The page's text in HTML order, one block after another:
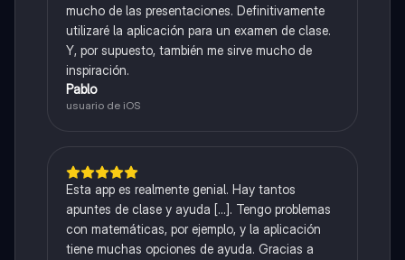
mucho de las presentaciones. Definitivamente
utilizaré la aplicación para un examen de clase.
Y, por supuesto, también me sirve mucho de
inspiración.
Pablo
usuario de iOS
Esta app es realmente genial. Hay tantos
apuntes de clase y ayuda [...]. Tengo problemas
con matemáticas, por ejemplo, y la aplicación
tiene muchas opciones de ayuda. Gracias a